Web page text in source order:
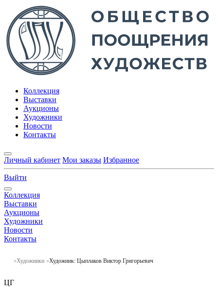
Коллекция
Выставки
Аукционы
Художники
Новости
Контакты
Личный кабинет Мои заказы Избранное
Выйти
Коллекция
Выставки
Аукционы
Художники
Новости
Контакты
Художники Художник: Цыплаков Виктор Григорьевич
ЦГ